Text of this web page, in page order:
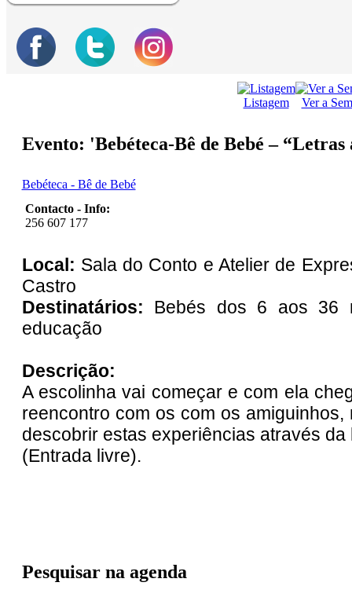
Listagem Ver a
Evento: 'Bebéteca-Bê de Bebé –
Bebéteca - Bê de Bebé
Contacto - Info:
256 607 177
Local: Sala do Conto e Atelier de
Castro
Destinatários: Bebés dos 6 aos 36
educação
Descrição:
A escolinha vai começar e com ela
reencontro com os com os
descobrir estas experiências através
(Entrada livre).
Pesquisar na agenda